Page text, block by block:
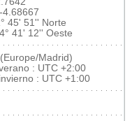
-4.68667
45' 51'' Norte
4° 41' 12'' Oeste
Madrid)
: UTC +2:00
: UTC +1:00